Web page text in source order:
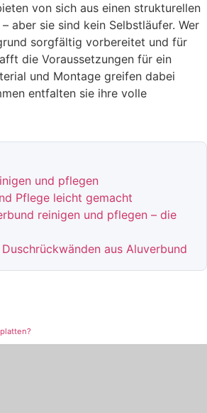
von sich aus einen strukturellen
aber sie sind kein Selbstläufer. Wer
sorgfältig vorbereitet und für
die Voraussetzungen für ein
und Montage greifen dabei
entfalten sie ihre volle
und pflegen
Pflege leicht gemacht
reinigen und pflegen – die
aus Aluverbund